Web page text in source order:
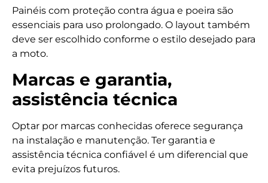
Painéis com proteção contra água e poeira são
essenciais para uso prolongado. O layout também
deve ser escolhido conforme o estilo desejado para
a moto.
Marcas e garantia,
assistência técnica
Optar por marcas conhecidas oferece segurança
na instalação e manutenção. Ter garantia e
assistência técnica confiável é um diferencial que
evita prejuízos futuros.